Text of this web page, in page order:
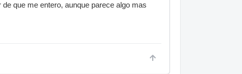
que me entero, aunque parece algo mas